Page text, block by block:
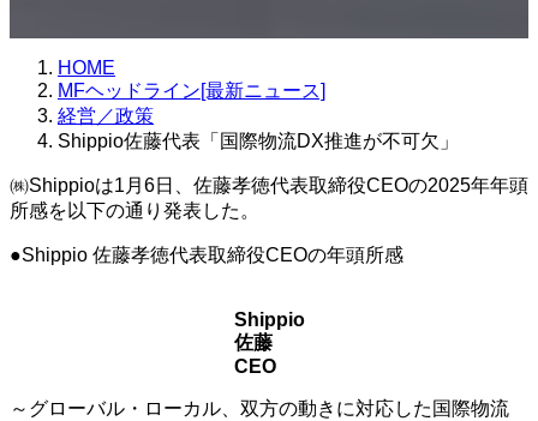
HOME
MFヘッドライン[最新ニュース]
経営／政策
Shippio佐藤代表「国際物流DX推進が不可欠」
㈱Shippioは1月6日、佐藤孝徳代表取締役CEOの2025年年頭
所感を以下の通り発表した。
●Shippio 佐藤孝徳代表取締役CEOの年頭所感
Shippio
佐藤
CEO
～グローバル・ローカル、双方の動きに対応した国際物流